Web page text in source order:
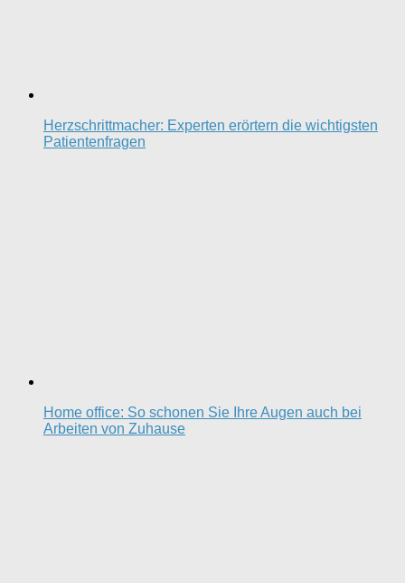
Herzschrittmacher: Experten erörtern die wichtigsten
Patientenfragen
Home office: So schonen Sie Ihre Augen auch bei
Arbeiten von Zuhause